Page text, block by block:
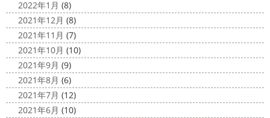
2022年1月 (8)
2021年12月 (8)
2021年11月 (7)
2021年10月 (10)
2021年9月 (9)
2021年8月 (6)
2021年7月 (12)
2021年6月 (10)